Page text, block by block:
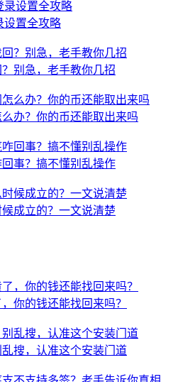
设置全攻略
别急，老手教你几招
办？你的币还能取出来吗
事？搞不懂别乱操作
成立的？一文说清楚
你的钱还能找回来吗？
搜，认准这个安装门道